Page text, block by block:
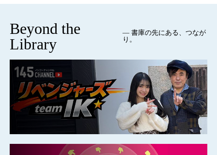
Beyond the
Library
— 書庫の先にある、つなが
り。